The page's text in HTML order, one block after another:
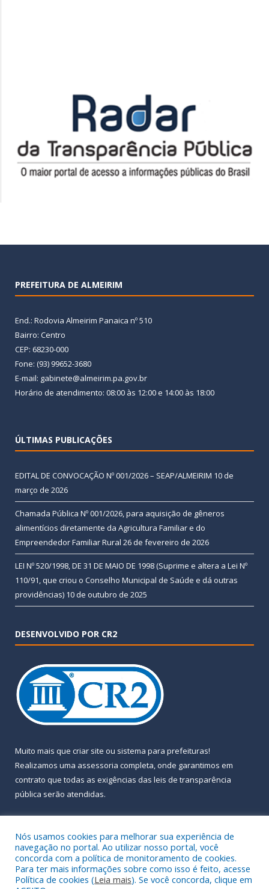
PREFEITURA DE ALMEIRIM
End.: Rodovia Almeirim Panaica nº 510
Bairro: Centro
CEP: 68230-000
Fone: (93) 99652-3680
E-mail: gabinete@almeirim.pa.gov.br
Horário de atendimento: 08:00 às 12:00 e 14:00 às 18:00
ÚLTIMAS PUBLICAÇÕES
EDITAL DE CONVOCAÇÃO Nº 001/2026 – SEAP/ALMEIRIM 10 de
março de 2026
Chamada Pública Nº 001/2026, para aquisição de gêneros
alimentícios diretamente da Agricultura Familiar e do
Empreendedor Familiar Rural 26 de fevereiro de 2026
LEI Nº 520/1998, DE 31 DE MAIO DE 1998 (Suprime e altera a Lei Nº
110/91, que criou o Conselho Municipal de Saúde e dá outras
providências) 10 de outubro de 2025
DESENVOLVIDO POR CR2
Muito mais que criar site ou sistema para prefeituras!
Realizamos uma assessoria completa, onde garantimos em
contrato que todas as exigências das leis de transparência
pública serão atendidas.
Todos os direitos reservados a Prefeitura Municipal de Almeirim.
Nós usamos cookies para melhorar sua experiência de
navegação no portal. Ao utilizar nosso portal, você
concorda com a política de monitoramento de cookies.
Para ter mais informações sobre como isso é feito, acesse
Política de cookies (Leia mais). Se você concorda, clique em